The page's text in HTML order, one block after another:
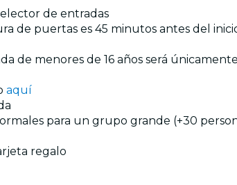
de entradas
de puertas es 45 minutos antes del
de menores de 16 años será
aquí
para un grupo grande (+30
regalo